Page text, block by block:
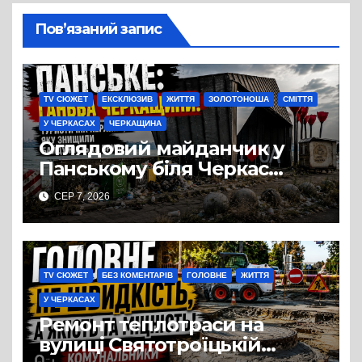
Пов’язаний запис
TV СЮЖЕТ ЕКСКЛЮЗИВ ЖИТТЯ ЗОЛОТОНОША СМІТТЯ
У ЧЕРКАСАХ ЧЕРКАЩИНА
Оглядовий майданчик у
Панському біля Черкас
перетворився на занедбане
сміттєзвалище
СЕР 7, 2026
TV СЮЖЕТ БЕЗ КОМЕНТАРІВ ГОЛОВНЕ ЖИТТЯ
У ЧЕРКАСАХ
Ремонт теплотраси на
вулиці Святотроїцькій